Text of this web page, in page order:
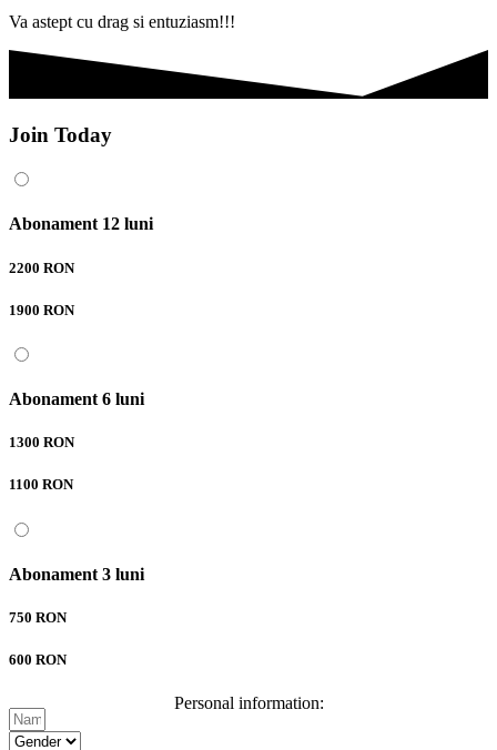
Va astept cu drag si entuziasm!!!
Join Today
Abonament 12 luni
2200 RON
1900 RON
Abonament 6 luni
1300 RON
1100 RON
Abonament 3 luni
750 RON
600 RON
Personal information: